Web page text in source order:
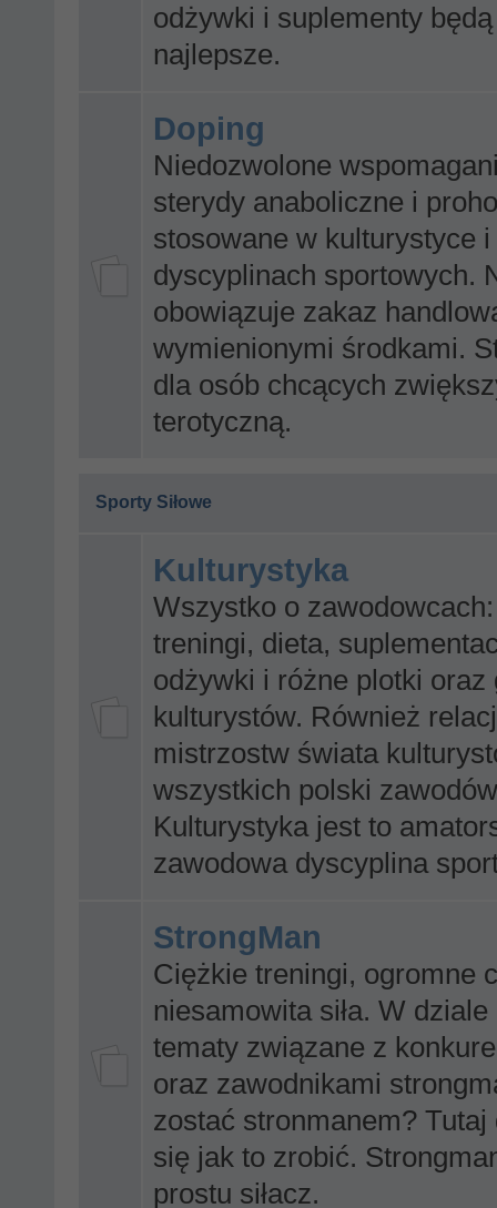
odżywki i suplementy
najlepsze.
Doping
Niedozwolone
sterydy anaboliczne i
stosowane w kulturystyce
dyscyplinach sportowych.
obowiązuje zakaz
wymienionymi środkami.
dla osób chcących
terotyczną.
Sporty Siłowe
Kulturystyka
Wszystko o
treningi, dieta,
odżywki i różne plotki oraz
kulturystów. Również
mistrzostw świata
wszystkich polski
Kulturystyka jest to
zawodowa dyscyplina
StrongMan
Ciężkie treningi, ogromne
niesamowita siła. W
tematy związane z
oraz zawodnikami
zostać stronmanem? Tutaj
się jak to zrobić.
prostu siłacz.